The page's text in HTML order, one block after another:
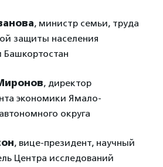
, министр семьи, труда
защиты населения
Башкортостан
, директор
экономики Ямало-
округа
, вице-президент, научный
Центра исследований